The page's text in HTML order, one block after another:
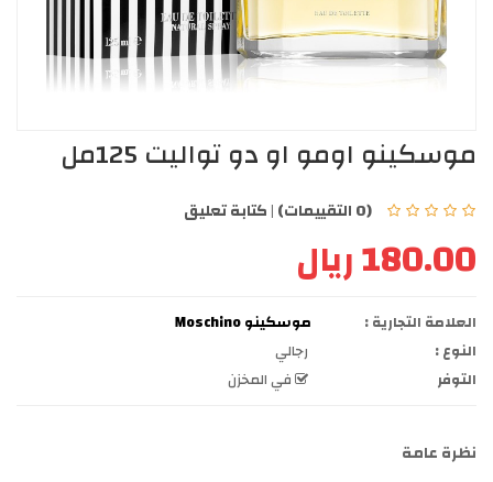
موسكينو اومو او دو تواليت 125مل
(0 التقييمات) |كتابة تعليق
180.00 ريال
العلامة التجارية :
موسكينو Moschino
النوع :
رجالي
التوفر
في المخزن
نظرة عامة